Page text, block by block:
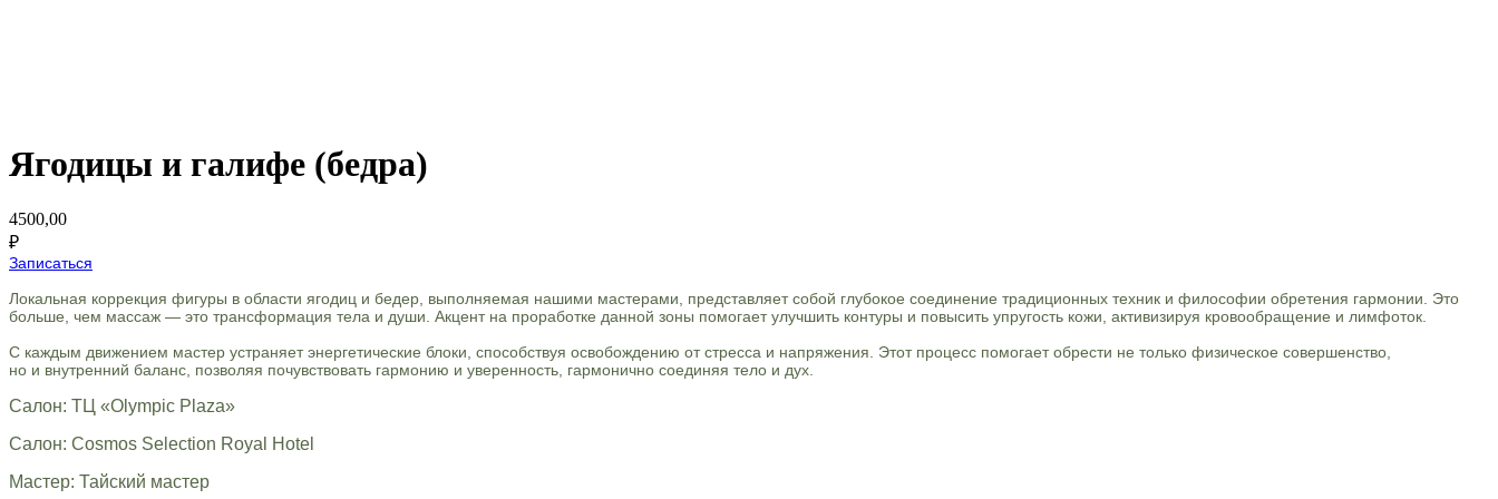
Ягодицы и галифе (бедра)
4500,00
₽
Записаться
Локальная коррекция фигуры в области ягодиц и бедер, выполняемая нашими мастерами, представляет собой глубокое соединение традиционных техник и философии обретения гармонии. Это
больше, чем массаж — это трансформация тела и души. Акцент на проработке данной зоны помогает улучшить контуры и повысить упругость кожи, активизируя кровообращение и лимфоток.
С каждым движением мастер устраняет энергетические блоки, способствуя освобождению от стресса и напряжения. Этот процесс помогает обрести не только физическое совершенство,
но и внутренний баланс, позволяя почувствовать гармонию и уверенность, гармонично соединяя тело и дух.
Салон: ТЦ «Olympic Plaza»
Салон: Cosmos Selection Royal Hotel
Мастер: Тайский мастер